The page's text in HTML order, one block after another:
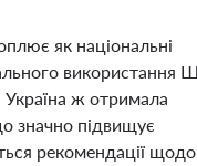
як національні
використання
Україна ж отримала
значно підвищує
рекомендації щодо